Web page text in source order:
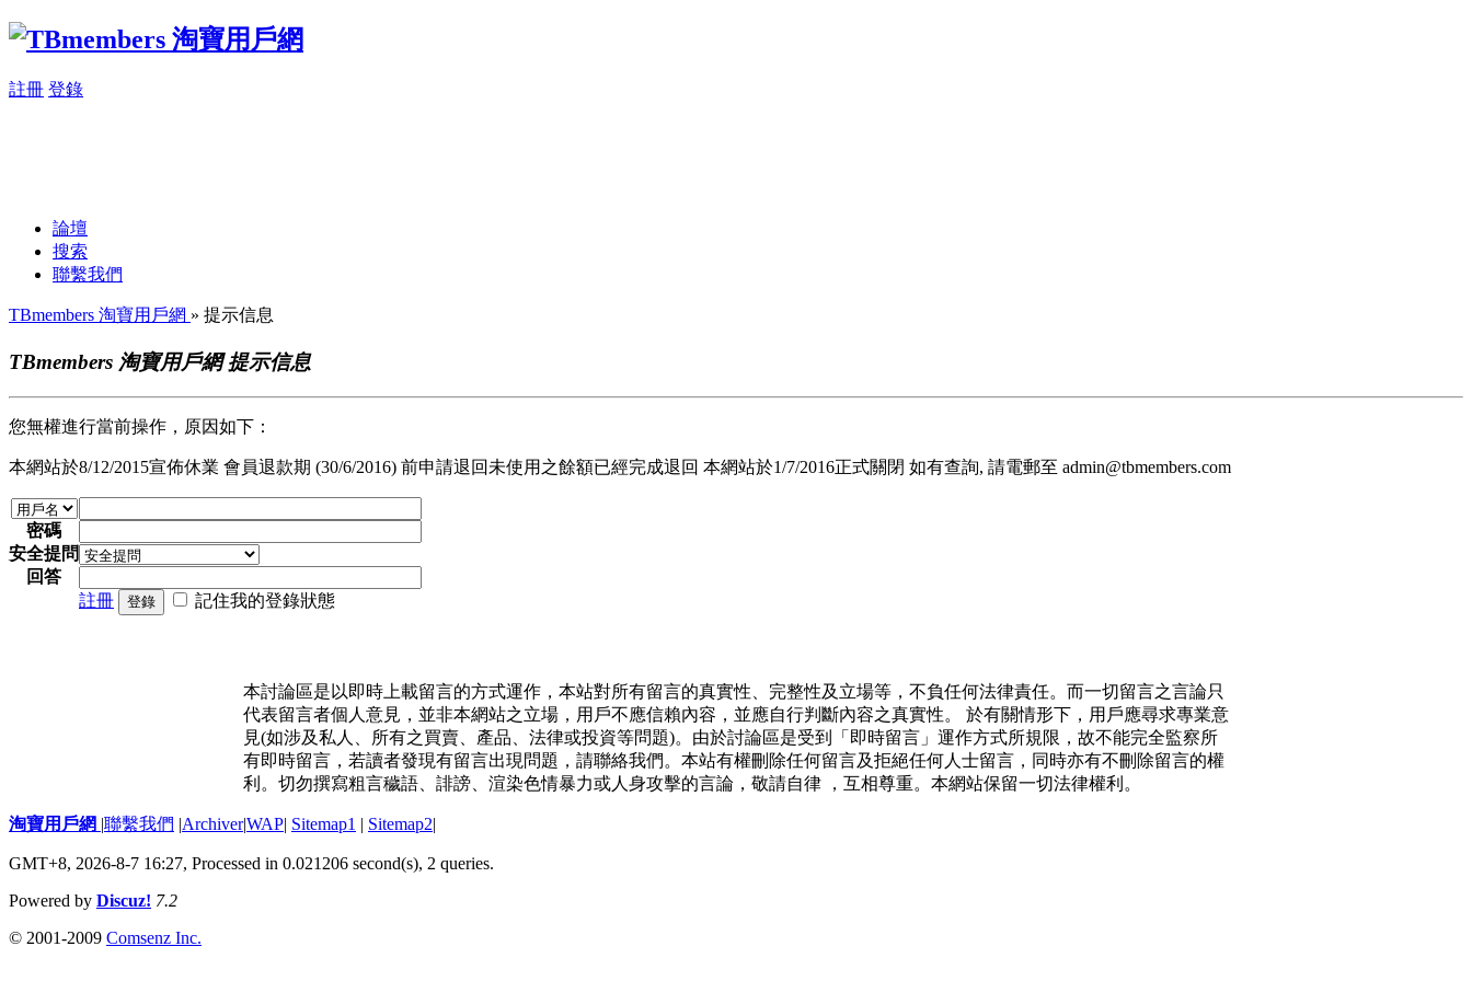
註冊 登錄
論壇
搜索
聯繫我們
TBmembers 淘寶用戶網 » 提示信息
TBmembers 淘寶用戶網 提示信息
您無權進行當前操作，原因如下：
本網站於8/12/2015宣佈休業 會員退款期 (30/6/2016) 前申請退回未使用之餘額已經完成退回 本網站於1/7/2016正式關閉 如有查詢, 請電郵至 admin@tbmembers.com
密碼
安全提問
回答
註冊
登錄 記住我的登錄狀態
本討論區是以即時上載留言的方式運作，本站對所有留言的真實性、完整性及立場等，不負任何法律責任。而一切留言之言論只
代表留言者個人意見，並非本網站之立場，用戶不應信賴內容，並應自行判斷內容之真實性。 於有關情形下，用戶應尋求專業意
見(如涉及私人、所有之買賣、產品、法律或投資等問題)。由於討論區是受到「即時留言」運作方式所規限，故不能完全監察所
有即時留言，若讀者發現有留言出現問題，請聯絡我們。本站有權刪除任何留言及拒絕任何人士留言，同時亦有不刪除留言的權
利。切勿撰寫粗言穢語、誹謗、渲染色情暴力或人身攻擊的言論，敬請自律 ，互相尊重。本網站保留一切法律權利。
淘寶用戶網 |聯繫我們 |Archiver|WAP| Sitemap1 | Sitemap2|
GMT+8, 2026-8-7 16:27, Processed in 0.021206 second(s), 2 queries.
Powered by Discuz! 7.2
© 2001-2009 Comsenz Inc.